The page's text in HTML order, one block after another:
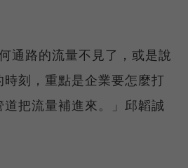
通路的流量不見了，或是說
刻，重點是企業要怎麼打
把流量補進來。」邱韜誠